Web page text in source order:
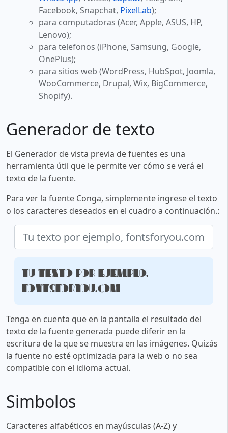
Facebook, Snapchat, PixelLab);
para computadoras (Acer, Apple, ASUS, HP,
Lenovo);
para telefonos (iPhone, Samsung, Google,
OnePlus);
para sitios web (WordPress, HubSpot, Joomla,
WooCommerce, Drupal, Wix, BigCommerce,
Shopify).
Generador de texto
El Generador de vista previa de fuentes es una
herramienta útil que le permite ver cómo se verá el
texto de la fuente.
Para ver la fuente Conga, simplemente ingrese el texto
o los caracteres deseados en el cuadro a continuación.:
Tu texto por ejemplo,
fontsforyou.com
Tenga en cuenta que en la pantalla el resultado del
texto de la fuente generada puede diferir en la
escritura de la que se muestra en las imágenes. Quizás
la fuente no esté optimizada para la web o no sea
compatible con el idioma actual.
Simbolos
Caracteres alfabéticos en mayúsculas (A-Z) y